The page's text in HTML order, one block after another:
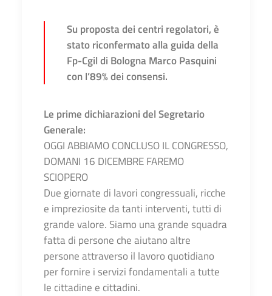
Su proposta dei centri regolatori, è
stato riconfermato alla guida della
Fp-Cgil di Bologna Marco Pasquini
con l’89% dei consensi.
Le prime dichiarazioni del Segretario
Generale:
OGGI ABBIAMO CONCLUSO IL CONGRESSO,
DOMANI 16 DICEMBRE FAREMO
SCIOPERO
Due giornate di lavori congressuali, ricche
e impreziosite da tanti interventi, tutti di
grande valore. Siamo una grande squadra
fatta di persone che aiutano altre
persone attraverso il lavoro quotidiano
per fornire i servizi fondamentali a tutte
le cittadine e cittadini.